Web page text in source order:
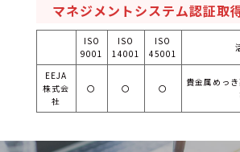
マネジメントシステム認証取
ISO
9001
ISO
14001
ISO
45001
EEJA
株式会
社
〇 〇 〇
貴金属めっ